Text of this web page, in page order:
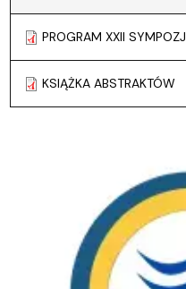
PROGRAM XXII
KSIĄŻKA ABSTRAKTÓW